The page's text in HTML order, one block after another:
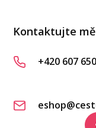
Kontaktujte mě
+420 607